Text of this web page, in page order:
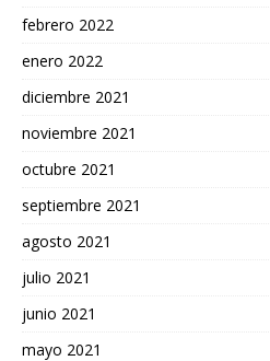
febrero 2022
enero 2022
diciembre 2021
noviembre 2021
octubre 2021
septiembre 2021
agosto 2021
julio 2021
junio 2021
mayo 2021